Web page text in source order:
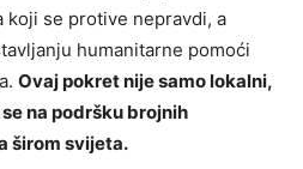
koji se protive nepravdi, a
humanitarne pomoći
Ovaj pokret nije samo lokalni,
na podršku brojnih
širom svijeta.